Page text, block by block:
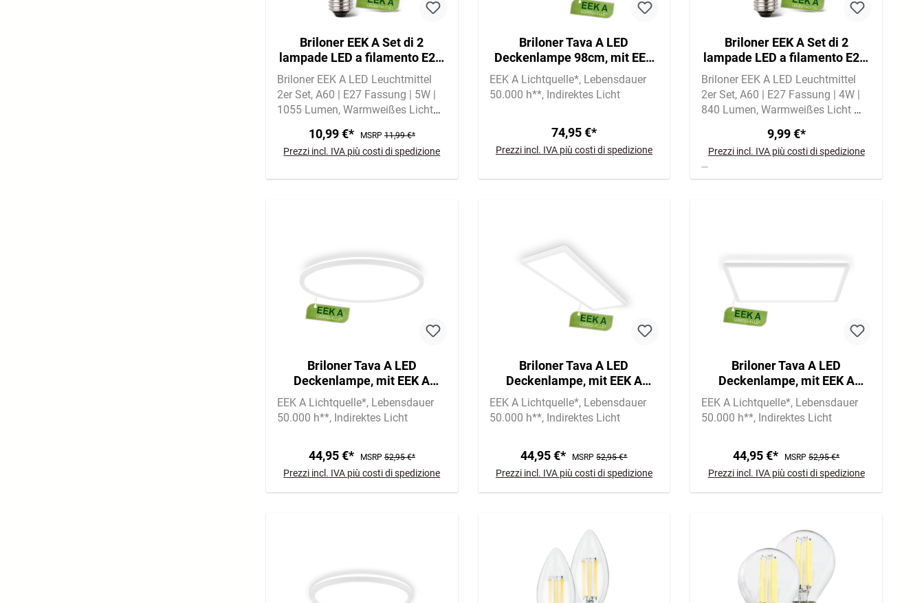
Briloner EEK A Set di 2
lampade LED a filamento E27,
luce bianca calda, A60
Briloner EEK A LED Leuchtmittel
2er Set A60 | E27 Fassung | 5W |
1055 Lumen Warmweißes Licht
10,99 €* MSRP11,99 €*
Prezzi incl. IVA più costi di spedizione
Briloner Tava A LED
Deckenlampe 98cm, mit EEK
A Lichtquelle*, Backlight,
Weiß
EEK A Lichtquelle* Lebensdauer
50.000 h** Indirektes Licht
74,95 €*
Prezzi incl. IVA più costi di spedizione
Briloner EEK A Set di 2
lampade LED a filamento E27,
luce bianca calda, A60
Briloner EEK A LED Leuchtmittel
2er Set A60 | E27 Fassung | 4W |
840 Lumen Warmweißes Licht mit
9,99 €*
Prezzi incl. IVA più costi di spedizione
Briloner Tava A LED
Deckenlampe, mit EEK A
Lichtquelle*, Backlight, Weiß
EEK A Lichtquelle* Lebensdauer
50.000 h** Indirektes Licht
44,95 €* MSRP52,95 €*
Prezzi incl. IVA più costi di spedizione
Briloner Tava A LED
Deckenlampe, mit EEK A
Lichtquelle*, Backlight, Weiß
EEK A Lichtquelle* Lebensdauer
50.000 h** Indirektes Licht
44,95 €* MSRP52,95 €*
Prezzi incl. IVA più costi di spedizione
Briloner Tava A LED
Deckenlampe, mit EEK A
Lichtquelle*, Backlight, Weiß
EEK A Lichtquelle* Lebensdauer
50.000 h** Indirektes Licht
44,95 €* MSRP52,95 €*
Prezzi incl. IVA più costi di spedizione